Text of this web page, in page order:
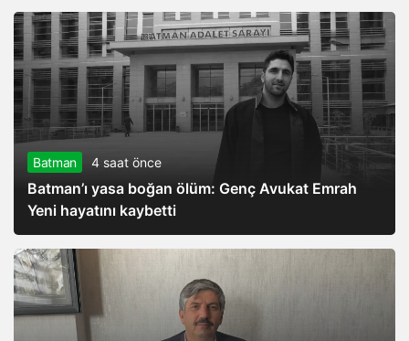
Batman 4 saat önce
Batman’ı yasa boğan ölüm: Genç Avukat Emrah
Yeni hayatını kaybetti